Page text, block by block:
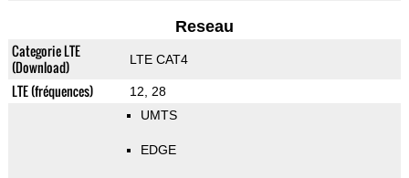
Reseau
Categorie LTE
(Download)
LTE CAT4
LTE (fréquences)
12, 28
UMTS
EDGE